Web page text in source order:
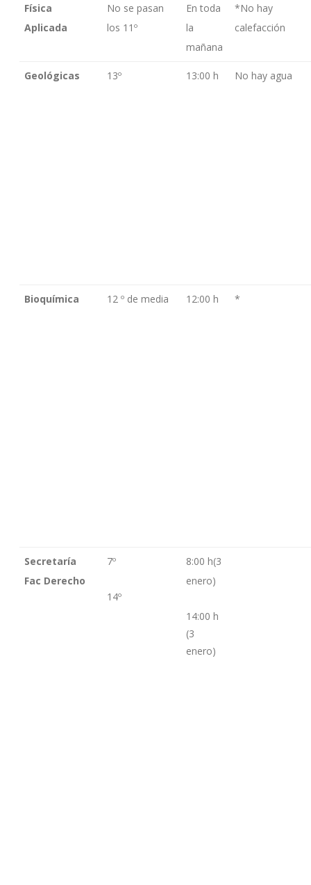
Física
Aplicada
No se pasan
los 11º
En toda
la
mañana
*No hay
calefacción
Geológicas 13º 13:00 h No hay agua
Bioquímica 12 º de media 12:00 h *
Secretaría
Fac Derecho
7º
14º
8:00 h(3
enero)
14:00 h
(3
enero)